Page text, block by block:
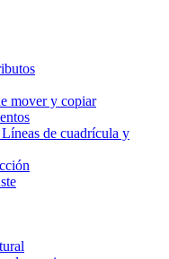
mover y copiar
de cuadrícula y